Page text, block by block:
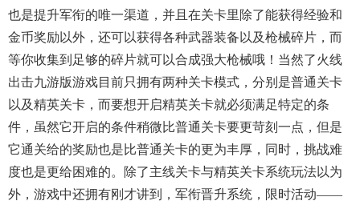
也是提升军衔的唯一渠道，并且在关卡里除了能获得经验和
金币奖励以外，还可以获得各种武器装备以及枪械碎片，而
等你收集到足够的碎片就可以合成强大枪械哦！当然了火线
出击九游版游戏目前只拥有两种关卡模式，分别是普通关卡
以及精英关卡，而要想开启精英关卡就必须满足特定的条
件，虽然它开启的条件稍微比普通关卡要更苛刻一点，但是
它通关给的奖励也是比普通关卡的更为丰厚，同时，挑战难
度也是更给困难的。除了主线关卡与精英关卡系统玩法以为
外，游戏中还拥有刚才讲到，军衔晋升系统，限时活动——